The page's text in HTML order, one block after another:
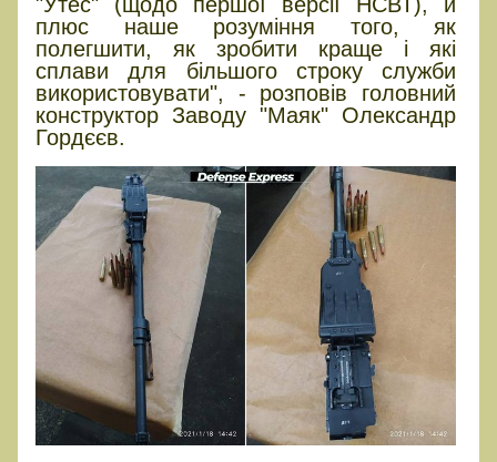
плюс наше розуміння того, як
полегшити, як зробити краще і які
сплави для більшого строку служби
використовувати", - розповів головний
конструктор Заводу "Маяк" Олександр
Гордєєв.